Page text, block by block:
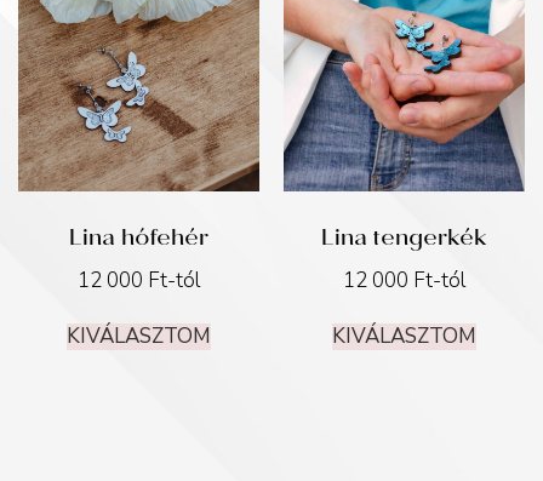
Lina hófehér
12 000 Ft-tól
KIVÁLASZTOM
Lina tengerkék
12 000 Ft-tól
KIVÁLASZTOM